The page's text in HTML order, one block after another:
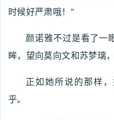
时候好严肃哦！”
颜诺雅不过是看了一
眸，望向莫向文和苏梦璃
正如她所说的那样
乎。